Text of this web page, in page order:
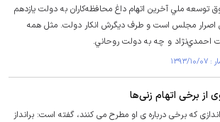
توسعه ملي آخرين اتهام داغ محافظه‌كاران به دولت يازدهم
مجلس است و طرف ديگرش انكار دولت. مثل همه
احمدي‌نژاد و چه به دولت روحاني.
از برخی اتهام زنی‌ها
که برخی درباره ی او مطرح می کنند، گفته است: برانداز